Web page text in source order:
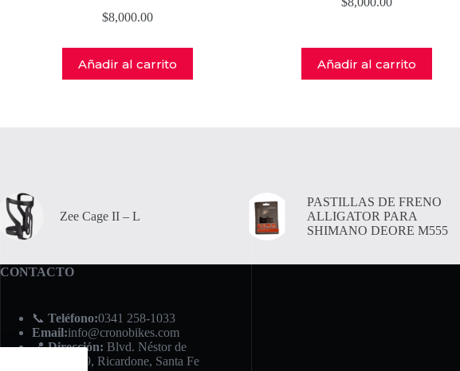
$8,000.00
Añadir al carrito Añadir al carrito
Zee Cage II – L
PASTILLAS DE FRENO
ALLIGATOR PARA
SHIMANO DEORE M555
CONTACTO
📞 Teléfono:0341 258-1033
Email:info@cronobikes.com
📍Dirección: Blvd. Néstor de
Iriondo 749, Ricardone, Santa Fe